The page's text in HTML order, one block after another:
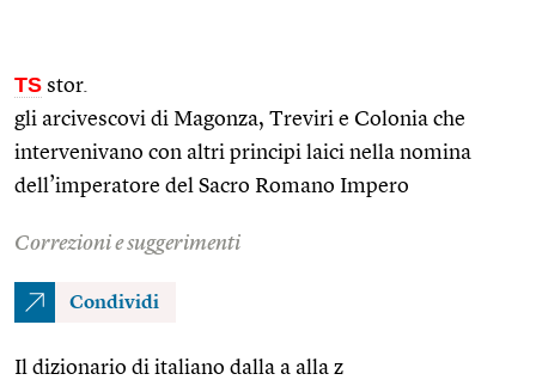
TS stor.
gli arcivescovi di Magonza, Treviri e Colonia che
intervenivano con altri principi laici nella nomina
dell’imperatore del Sacro Romano Impero
Correzioni e suggerimenti
Condividi
Il dizionario di italiano dalla a alla z